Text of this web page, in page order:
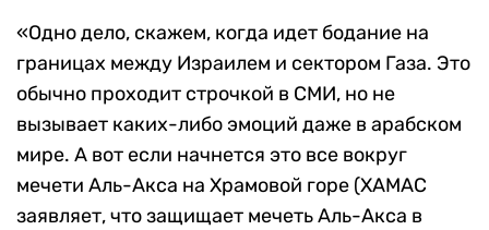
«Одно дело, скажем, когда идет бодание на
границах между Израилем и сектором Газа. Это
обычно проходит строчкой в СМИ, но не
вызывает каких-либо эмоций даже в арабском
мире. А вот если начнется это все вокруг
мечети Аль-Акса на Храмовой горе (ХАМАС
заявляет, что защищает мечеть Аль-Акса в